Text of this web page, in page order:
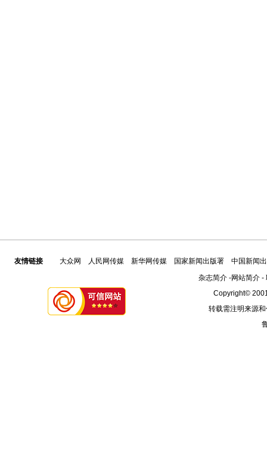
友情链接 大众网 人民网传媒 新华网传媒 国家新闻出版署
中国新闻
杂志简介-网站简介-
Copyright©
转载需注明来源